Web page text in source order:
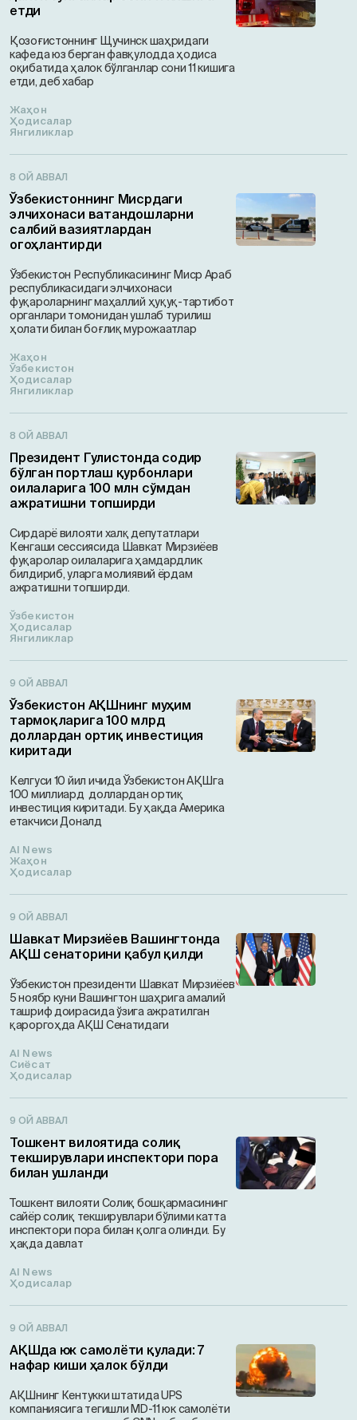
етди
Қозоғистоннинг Щучинск шаҳридаги
кафеда юз берган фавқулодда ҳодиса
оқибатида ҳалок бўлганлар сони 11 кишига
етди, деб хабар
Жаҳон
Ҳодисалар
Янгиликлар
8 ОЙ АВВАЛ
Ўзбекистоннинг Мисрдаги
элчихонаси ватандошларни
салбий вазиятлардан
огоҳлантирди
Ўзбекистон Республикасининг Миср Араб
республикасидаги элчихонаси
фуқароларнинг маҳаллий ҳуқуқ-тартибот
органлари томонидан ушлаб турилиш
ҳолати билан боғлиқ мурожаатлар
Жаҳон
Ўзбекистон
Ҳодисалар
Янгиликлар
8 ОЙ АВВАЛ
Президент Гулистонда содир
бўлган портлаш қурбонлари
оилаларига 100 млн сўмдан
ажратишни топширди
Сирдарё вилояти халқ депутатлари
Кенгаши сессиясида Шавкат Мирзиёев
фуқаролар оилаларига ҳамдардлик
билдириб, уларга молиявий ёрдам
ажратишни топширди.
Ўзбекистон
Ҳодисалар
Янгиликлар
9 ОЙ АВВАЛ
Ўзбекистон АҚШнинг муҳим
тармоқларига 100 млрд
доллардан ортиқ инвестиция
киритади
Келгуси 10 йил ичида Ўзбекистон АҚШга
100 миллиард доллардан ортиқ
инвестиция киритади. Бу ҳақда Америка
етакчиси Доналд
AI News
Жаҳон
Ҳодисалар
9 ОЙ АВВАЛ
Шавкат Мирзиёев Вашингтонда
АҚШ сенаторини қабул қилди
Ўзбекистон президенти Шавкат Мирзиёев
5 ноябр куни Вашингтон шаҳрига амалий
ташриф доирасида ўзига ажратилган
қароргоҳда АҚШ Сенатидаги
AI News
Сиёсат
Ҳодисалар
9 ОЙ АВВАЛ
Тошкент вилоятида солиқ
текширувлари инспектори пора
билан ушланди
Тошкент вилояти Солиқ бошқармасининг
сайёр солиқ текширувлари бўлими катта
инспектори пора билан қолга олинди. Бу
ҳақда давлат
AI News
Ҳодисалар
9 ОЙ АВВАЛ
АҚШда юк самолёти қулади: 7
нафар киши ҳалок бўлди
АҚШнинг Кентукки штатида UPS
компаниясига тегишли MD-11 юк самолёти